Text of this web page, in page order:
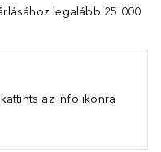
legalább 25 000
az info ikonra